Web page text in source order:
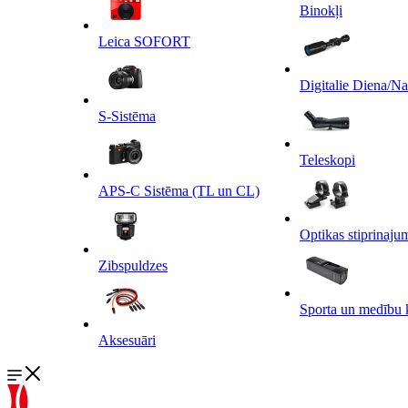
Leica SOFORT
S-Sistēma
APS-C Sistēma (TL un CL)
Zibspuldzes
Aksesuāri
Binokļi
Digitalie Diena/
Teleskopi
Optikas
Sporta un medību